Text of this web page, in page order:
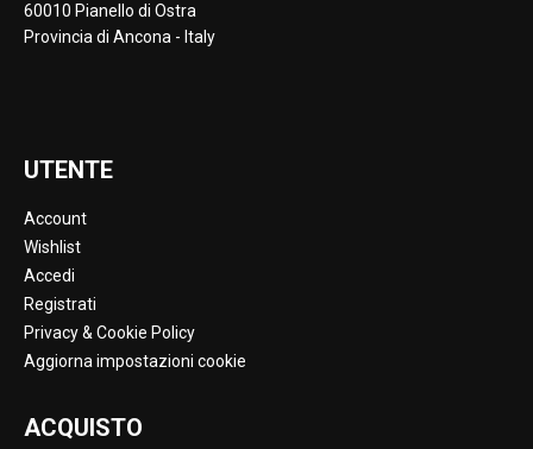
60010 Pianello di Ostra
Provincia di Ancona - Italy
UTENTE
Account
Wishlist
Accedi
Registrati
Privacy & Cookie Policy
Aggiorna impostazioni cookie
ACQUISTO